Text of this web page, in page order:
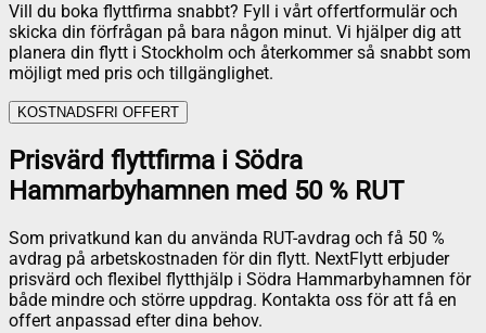
Vill du boka flyttfirma snabbt? Fyll i vårt offertformulär och
skicka din förfrågan på bara någon minut. Vi hjälper dig att
planera din flytt i Stockholm och återkommer så snabbt som
möjligt med pris och tillgänglighet.
KOSTNADSFRI OFFERT
Prisvärd flyttfirma i Södra
Hammarbyhamnen med 50 % RUT
Som privatkund kan du använda RUT-avdrag och få 50 %
avdrag på arbetskostnaden för din flytt. NextFlytt erbjuder
prisvärd och flexibel flytthjälp i Södra Hammarbyhamnen för
både mindre och större uppdrag. Kontakta oss för att få en
offert anpassad efter dina behov.